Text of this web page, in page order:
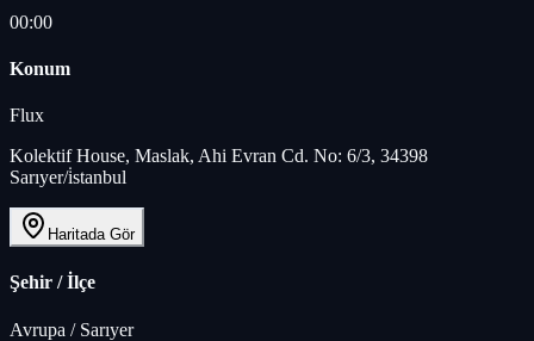
00:00
Konum
Flux
Kolektif House, Maslak, Ahi Evran Cd. No: 6/3, 34398
Sarıyer/i̇stanbul
Haritada Gör
Şehir / İlçe
Avrupa / Sarıyer